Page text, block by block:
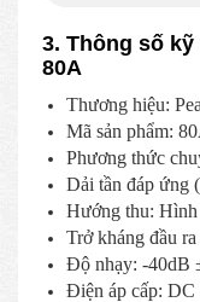
3. Thông số
80A
Thương hiệu:
Mã sản phẩm:
Phương thức
Dải tần đáp ứng
Hướng thu:
Trở kháng đầu
Độ nhạy: -40dB
Điện áp cấp: